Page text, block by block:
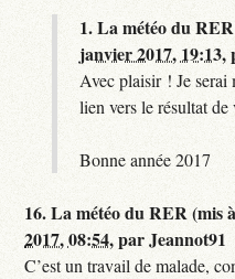
1.La météo du
janvier 2017, 19:13,
Avec plaisir ! Je serai
lien vers le résultat de
Bonne année 2017
16.La météo du RER (mis
2017, 08:54,parJeannot91
C’est un travail de malade,